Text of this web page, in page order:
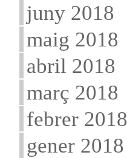
juny 2018
maig 2018
abril 2018
març 2018
febrer 2018
gener 2018